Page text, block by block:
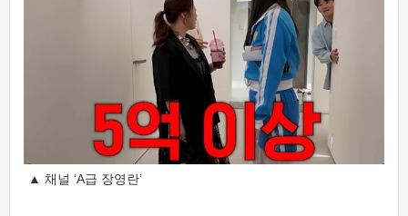
▲ 채널 ‘A급 장영란’